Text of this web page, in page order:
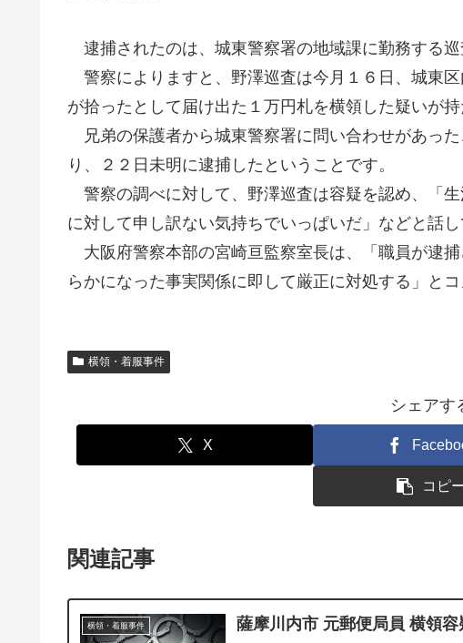
逮捕されたのは、城東警察署の地域課に勤務する巡
警察によりますと、野澤巡査は今月１６日、城東
が拾ったとして届け出た１万円札を横領した疑いが持
兄弟の保護者から城東警察署に問い合わせがあっ
り、２２日未明に逮捕したということです。
警察の調べに対して、野澤巡査は容疑を認め、「
に対して申し訳ない気持ちでいっぱいだ」などと話し
大阪府警察本部の宮崎亘監察室長は、「職員が逮
らかになった事実関係に即して厳正に対処する」とコ
横領・着服事件
シェアす
X
コピ
関連記事
横領・着服事件 薩摩川内市 元郵便局員 横領